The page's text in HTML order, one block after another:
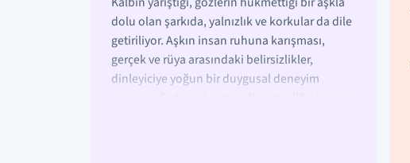
dolu olan şarkıda, yalnızlık ve korkular da dile
getiriliyor. Aşkın insan ruhuna karışması,
gerçek ve rüya arasındaki belirsizlikler,
dinleyiciye yoğun bir duygusal deneyim